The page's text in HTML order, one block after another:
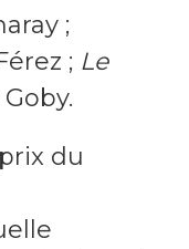
;
; Le
du